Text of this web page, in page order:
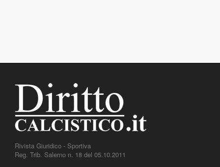
Rivista Giuridico - Sportiva
Reg. Trib. Salerno n. 18 del 05.10.2011